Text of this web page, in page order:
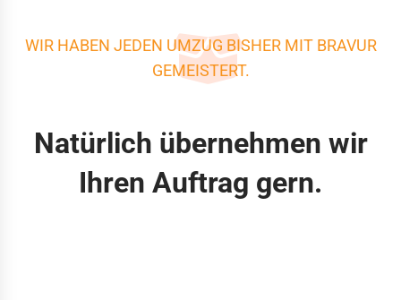
WIR HABEN JEDEN UMZUG BISHER MIT BRAVUR
GEMEISTERT.
Natürlich übernehmen wir
Ihren Auftrag gern.